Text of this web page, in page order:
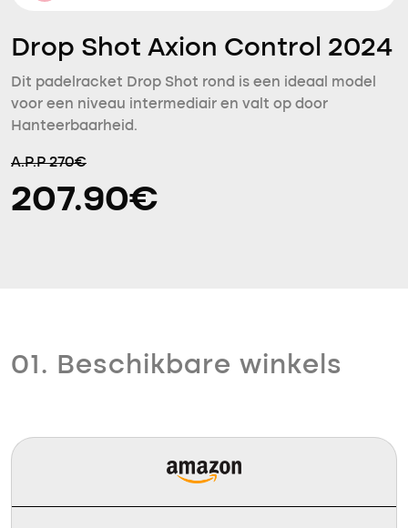
Drop Shot Axion Control 2024
Dit padelracket Drop Shot rond is een ideaal model
voor een niveau intermediair en valt op door
Hanteerbaarheid.
A.P.P 270€
207.90€
01. Beschikbare winkels